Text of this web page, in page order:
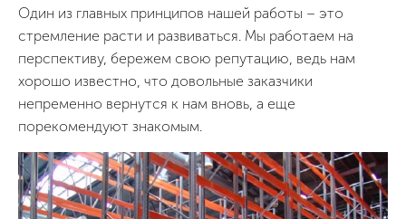
Один из главных принципов нашей работы – это
стремление расти и развиваться. Мы работаем на
перспективу, бережем свою репутацию, ведь нам
хорошо известно, что довольные заказчики
непременно вернутся к нам вновь, а еще
порекомендуют знакомым.